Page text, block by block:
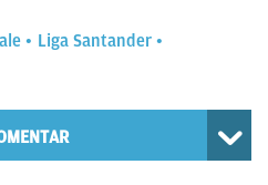
Liga Santander